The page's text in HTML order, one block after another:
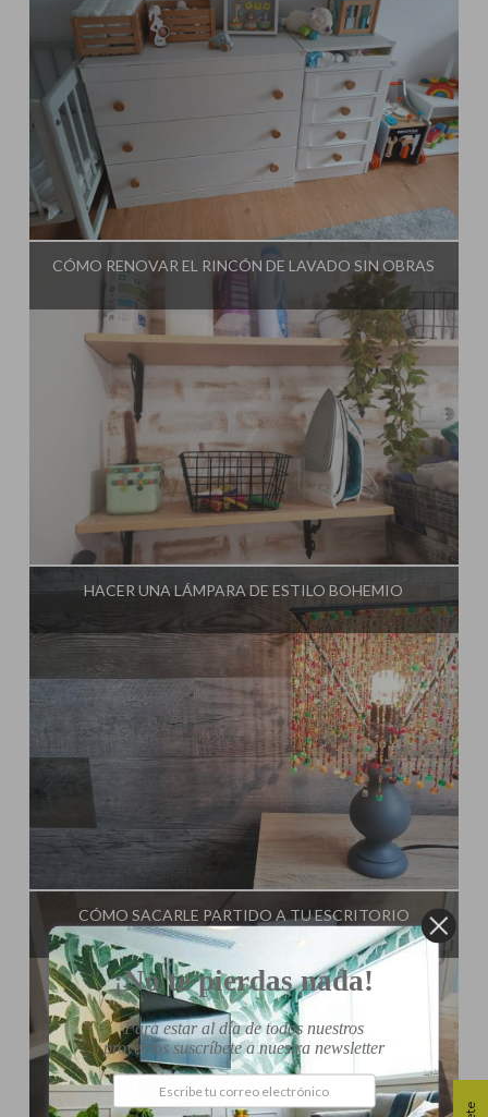
CÓMO RENOVAR EL RINCÓN DE LAVADO SIN OBRAS
Influencer: El Taller de Ire
HACER UNA LÁMPARA DE ESTILO BOHEMIO
El Taller de Ire
CÓMO SACARLE PARTIDO A TU ESCRITORIO
¡No te pierdas nada!
Para estar al día de todos nuestros
proyectos suscríbete a nuestra newsletter